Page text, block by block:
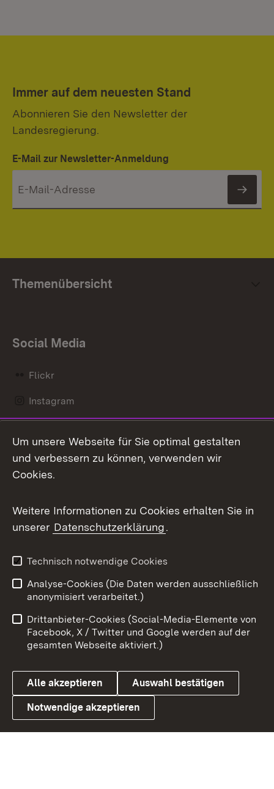
Immer auf dem neuesten Stand
Abonnieren Sie den Newsletter der
Landesregierung.
E-Mail zur Newsletter-Anmeldung
Themenübersicht
Social Media
Flickr
Instagram
Mastodon
Messenger
Social Wall
X / Twitter
Youtube
Link zum Landesportal
Benutzungshinweise
Barrierefreiheit
Datenschutz
Cookies
Um unsere Webseite für Sie optimal gestalten
und verbessern zu können, verwenden wir
Cookies.
Weitere Informationen zu Cookies erhalten Sie in
unserer Datenschutzerklärung.
Technisch notwendige Cookies
Analyse-Cookies (Die Daten werden ausschließlich
anonymisiert verarbeitet.)
Drittanbieter-Cookies (Social-Media-Elemente von
Facebook, X / Twitter und Google werden auf der
gesamten Webseite aktiviert.)
Alle akzeptieren Auswahl bestätigen
Notwendige akzeptieren